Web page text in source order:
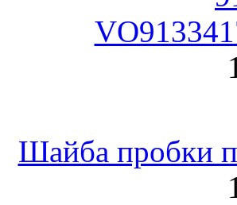
Шайба пробки